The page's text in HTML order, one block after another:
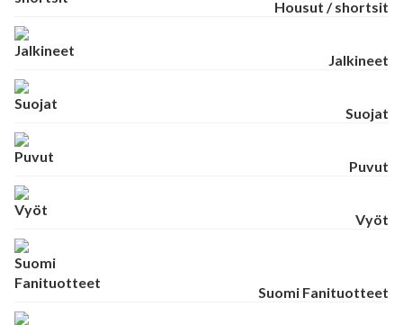
Housut / shortsit
Jalkineet
Suojat
Puvut
Vyöt
Suomi Fanituotteet